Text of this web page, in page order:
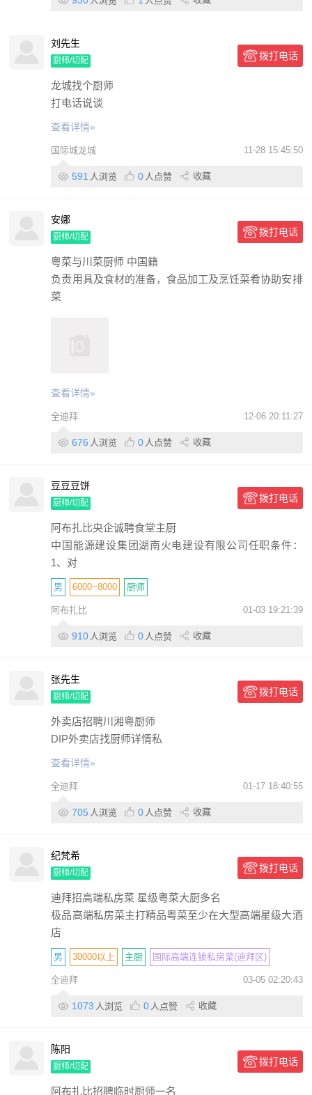
刘先生
厨师/切配 拨打电话
龙城找个厨师
打电话说谈
查看详情»
国际城龙城 11-28 15:45:50
591 人浏览 0 人点赞 收藏
安娜
厨师/切配 拨打电话
粤菜与川菜厨师 中国籍
负责用具及食材的准备，食品加工及烹饪菜肴协助安排
菜
查看详情»
全迪拜 12-06 20:11:27
676 人浏览 0 人点赞 收藏
豆豆豆饼
厨师/切配 拨打电话
阿布扎比央企诚聘食堂主厨
中国能源建设集团湖南火电建设有限公司任职条件：
1、对
男 6000~8000 厨师
中国能源建设集团湖南火电建设有限公司 高中/中专/技校
5年 五险一金包住包吃包签证 国有
阿布扎比 01-03 19:21:39
910 人浏览 0 人点赞 收藏
张先生
厨师/切配 拨打电话
外卖店招聘川湘粤厨师
DIP外卖店找厨师详情私
查看详情»
全迪拜 01-17 18:40:55
705 人浏览 0 人点赞 收藏
纪梵希
厨师/切配 拨打电话
迪拜招高端私房菜 星级粤菜大厨多名
极品高端私房菜主打精品粤菜至少在大型高端星级大酒
店
男 30000以上 主厨 国际高端连锁私房菜(迪拜区)
学历不限 包机票 个人
全迪拜 03-05 02:20:43
1073 人浏览 0 人点赞 收藏
陈阳
厨师/切配 拨打电话
阿布扎比招聘临时厨师一名